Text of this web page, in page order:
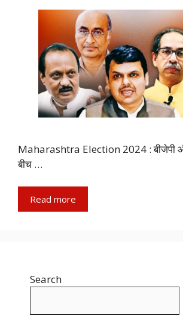
Maharashtra Election 2024 : बीजेपी
बीच …
Read more
Search